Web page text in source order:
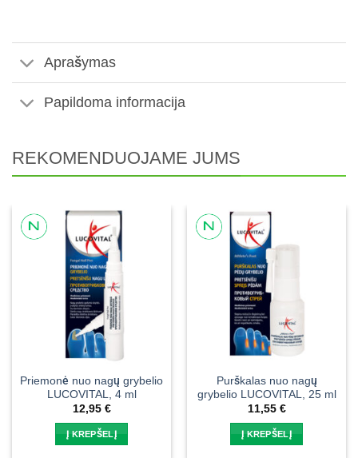
Aprašymas
Papildoma informacija
REKOMENDUOJAME JUMS
Priemonė nuo nagų grybelio
LUCOVITAL, 4 ml
12,95 €
Į KREPŠELĮ
Purškalas nuo nagų
grybelio LUCOVITAL, 25 ml
11,55 €
Į KREPŠELĮ